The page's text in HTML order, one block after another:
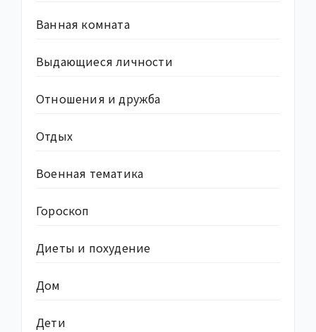
Ванная комната
Выдающиеся личности
Отношения и дружба
Отдых
Военная тематика
Гороскоп
Диеты и похудение
Дом
Дети